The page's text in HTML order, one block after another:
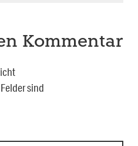
Kommentar
sind